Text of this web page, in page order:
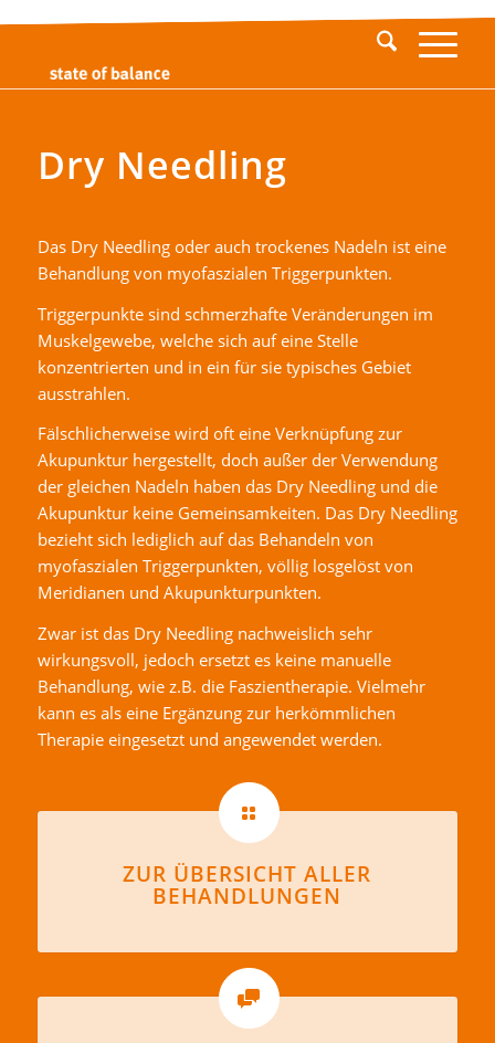
Dry Needling
Das Dry Needling oder auch trockenes Nadeln ist eine
Behandlung von myofaszialen Triggerpunkten.
Triggerpunkte sind schmerzhafte Veränderungen im
Muskelgewebe, welche sich auf eine Stelle
konzentrierten und in ein für sie typisches Gebiet
ausstrahlen.
Fälschlicherweise wird oft eine Verknüpfung zur
Akupunktur hergestellt, doch außer der Verwendung
der gleichen Nadeln haben das Dry Needling und die
Akupunktur keine Gemeinsamkeiten. Das Dry Needling
bezieht sich lediglich auf das Behandeln von
myofaszialen Triggerpunkten, völlig losgelöst von
Meridianen und Akupunkturpunkten.
Zwar ist das Dry Needling nachweislich sehr
wirkungsvoll, jedoch ersetzt es keine manuelle
Behandlung, wie z.B. die Faszientherapie. Vielmehr
kann es als eine Ergänzung zur herkömmlichen
Therapie eingesetzt und angewendet werden.
ZUR ÜBERSICHT ALLER
BEHANDLUNGEN